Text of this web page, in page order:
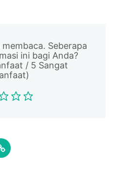
Seberapa
ini bagi Anda?
/ 5 Sangat